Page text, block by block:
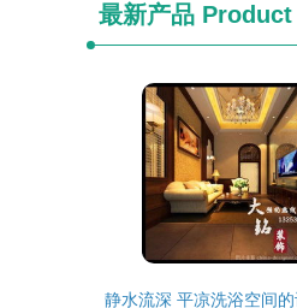
最新产品 Product